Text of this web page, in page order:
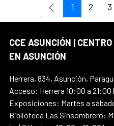
Page
1 Page
2 3
CCE ASUNCIÓN |
EN ASUNCIÓN
Herrera, 834, Asunción,
Acceso: Herrera 10:00 a 21:00
Exposiciones: Martes a
Biblioteca Las Sinsombrero: